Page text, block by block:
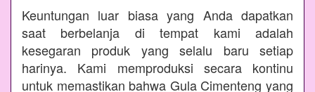
Keuntungan luar biasa yang Anda dapatkan
saat berbelanja di tempat kami adalah
kesegaran produk yang selalu baru setiap
harinya. Kami memproduksi secara kontinu
untuk memastikan bahwa Gula Cimenteng yang